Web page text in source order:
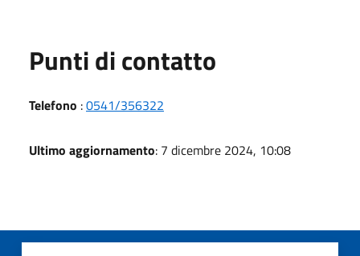
Punti di contatto
Telefono :0541/356322
Ultimo aggiornamento: 7 dicembre 2024, 10:08